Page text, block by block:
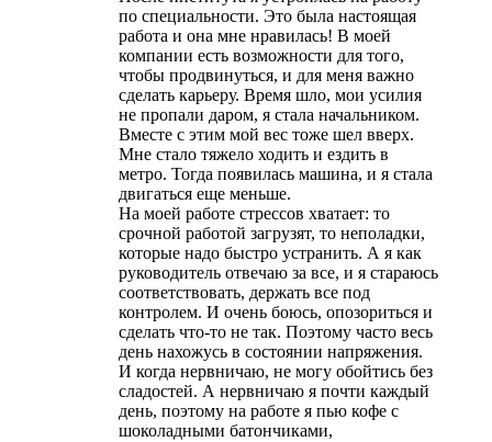
по специальности. Это была настоящая
работа и она мне нравилась! В моей
компании есть возможности для того,
чтобы продвинуться, и для меня важно
сделать карьеру. Время шло, мои усилия
не пропали даром, я стала начальником.
Вместе с этим мой вес тоже шел вверх.
Мне стало тяжело ходить и ездить в
метро. Тогда появилась машина, и я стала
двигаться еще меньше.
На моей работе стрессов хватает: то
срочной работой загрузят, то неполадки,
которые надо быстро устранить. А я как
руководитель отвечаю за все, и я стараюсь
соответствовать, держать все под
контролем. И очень боюсь, опозориться и
сделать что-то не так. Поэтому часто весь
день нахожусь в состоянии напряжения.
И когда нервничаю, не могу обойтись без
сладостей. А нервничаю я почти каждый
день, поэтому на работе я пью кофе с
шоколадными батончиками,